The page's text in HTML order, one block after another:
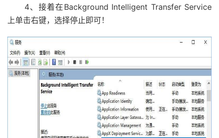
4、接着在Background Intelligent Transfer Service
上单击右键，选择停止即可！